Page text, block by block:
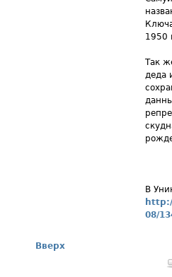
1950
Так
деда
В
08/
Вверх